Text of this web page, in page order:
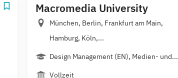
Macromedia University
München, Berlin, Frankfurt am Main,
Hamburg, Köln,...
Design Management (EN), Medien- und...
Vollzeit